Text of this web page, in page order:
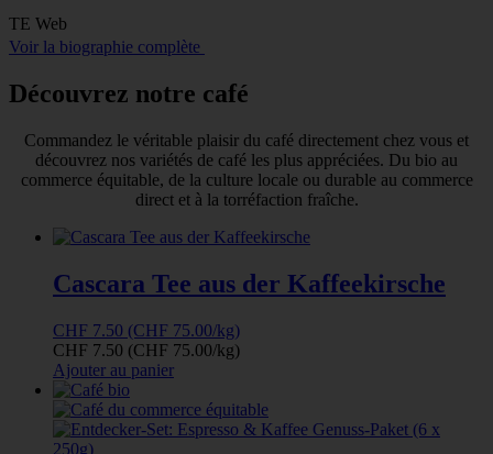
TE Web
Voir la biographie complète
Découvrez notre café
Commandez le véritable plaisir du café directement chez vous et
découvrez nos variétés de café les plus appréciées. Du bio au
commerce équitable, de la culture locale ou durable au commerce
direct et à la torréfaction fraîche.
Cascara Tee aus der Kaffeekirsche
CHF 7.50 (CHF 75.00/kg)
CHF 7.50 (CHF 75.00/kg)
Ajouter au panier